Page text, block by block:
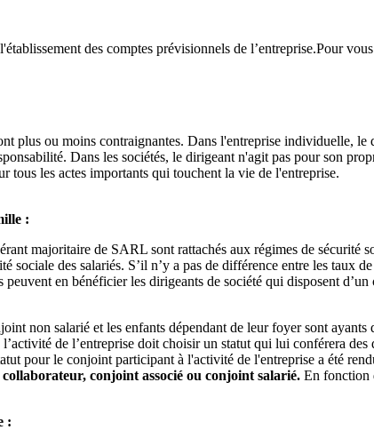
des comptes prévisionnels de l’entreprise.Pour
plus ou moins contraignantes. Dans l'entreprise individuelle,
Dans les sociétés, le dirigeant n'agit pas pour son
tous les actes importants qui touchent la vie de l'entreprise.
:
majoritaire de SARL sont rattachés aux régimes de sécurité
sociale des salariés. S’il n’y a pas de différence entre les taux
en bénéficier les dirigeants de société qui disposent
non salarié et les enfants dépendant de leur foyer sont
de l’entreprise doit choisir un statut qui lui conférera
pour le conjoint participant à l'activité de l'entreprise a été
conjoint associé ou conjoint salarié. En fonction
: